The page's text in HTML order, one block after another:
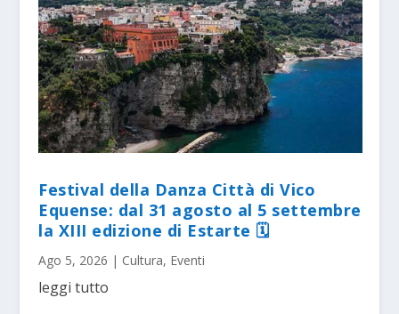
Festival della Danza Città di Vico
Equense: dal 31 agosto al 5 settembre
la XIII edizione di Estarte 🗓
Ago 5, 2026 | Cultura, Eventi
leggi tutto